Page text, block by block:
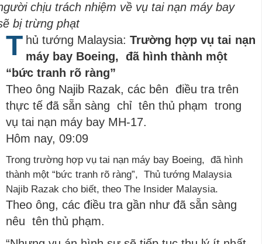
chịu trách nhiệm về vụ tai nạn máy bay
bị trừng phạt
T hủ tướng Malaysia: Trường hợp vụ tai nạn
máy bay Boeing, đã hình thành một
“bức tranh rõ ràng”
Theo ông Najib Razak, các bên điều tra trên
thực tế đã sẵn sàng chỉ tên thủ phạm trong
vụ tai nạn máy bay MH-17.
Hôm nay, 09:09
Trong trường hợp vụ tai nạn máy bay Boeing, đã hình
thành một “bức tranh rõ ràng”, Thủ tướng Malaysia
Najib Razak cho biết, theo The Insider Malaysia.
Theo ông, các điều tra gần như đã sẵn sàng
nêu tên thủ phạm.